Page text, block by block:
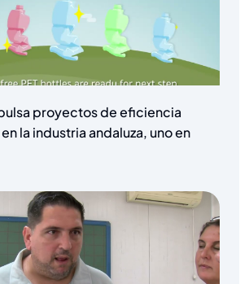
proyectos de eficiencia
la industria andaluza, uno en